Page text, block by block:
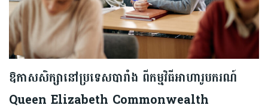
ឱកាសសិក្សា​នៅប្រទេស​បារាំង ពីកម្មវិធីអាហារូបករណ៍
Queen Elizabeth Commonwealth